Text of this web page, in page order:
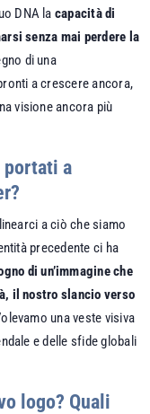
DNA la capacità di
senza mai perdere la
di una
a crescere ancora,
visione ancora più
portati a
a ciò che siamo
precedente ci ha
di un’immagine che
il nostro slancio verso
una veste visiva
e delle sfide globali
logo? Quali